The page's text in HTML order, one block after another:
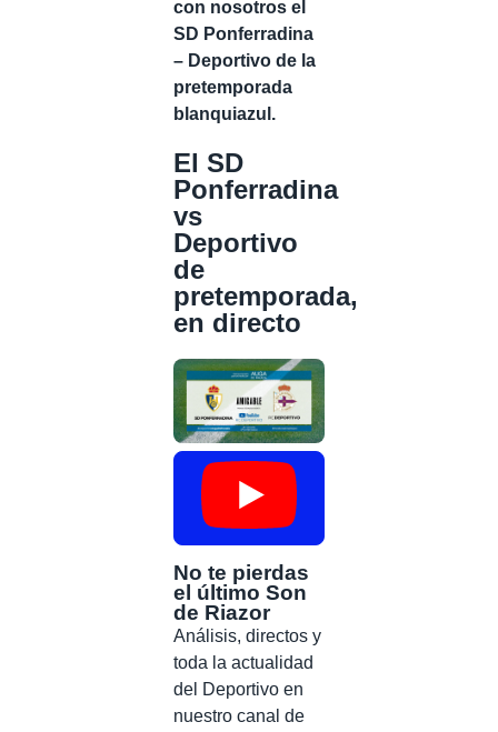
con nosotros el
SD Ponferradina
– Deportivo de la
pretemporada
blanquiazul.
El SD
Ponferradina
vs
Deportivo
de
pretemporada,
en directo
No te pierdas
el último Son
de Riazor
Análisis, directos y
toda la actualidad
del Deportivo en
nuestro canal de